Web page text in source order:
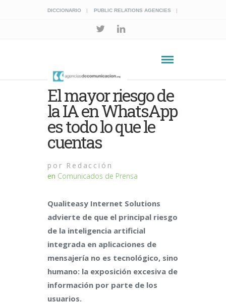
DICCIONARIO PUBLIC RELATIONS AGENCIES
El mayor riesgo de
la IA en WhatsApp
es todo lo que le
cuentas
por Redacción
en Comunicados de Prensa
Qualiteasy Internet Solutions
advierte de que el principal riesgo
de la inteligencia artificial
integrada en aplicaciones de
mensajería no es tecnológico, sino
humano: la exposición excesiva de
información por parte de los
usuarios.